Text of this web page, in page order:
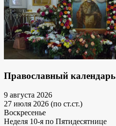
Православный календарь
9 августа 2026
27 июля 2026 (по ст.ст.)
Воскресенье
Неделя 10-я по Пятидесятнице